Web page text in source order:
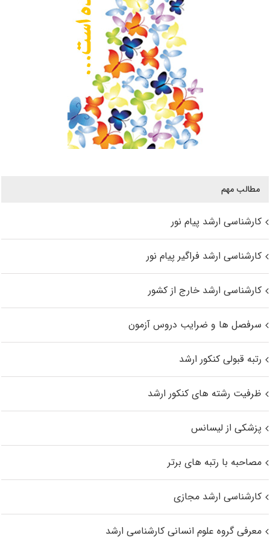
مطالب مهم
کارشناسی ارشد پیام نور
کارشناسی ارشد فراگیر پیام نور
کارشناسی ارشد خارج از کشور
سرفصل ها و ضرایب دروس آزمون
رتبه قبولی کنکور ارشد
ظرفیت رشته های کنکور ارشد
پزشکی از لیسانس
مصاحبه با رتبه های برتر
کارشناسی ارشد مجازی
معرفی گروه علوم انسانی کارشناسی ارشد